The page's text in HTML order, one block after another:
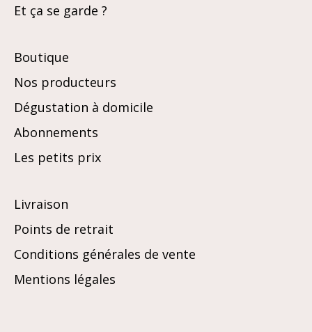
Et ça se garde ?
Boutique
Nos producteurs
Dégustation à domicile
Abonnements
Les petits prix
Livraison
Points de retrait
Conditions générales de vente
Mentions légales